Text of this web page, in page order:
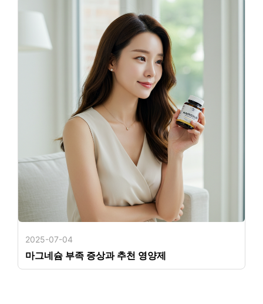
2025-07-04
마그네슘 부족 증상과 추천 영양제